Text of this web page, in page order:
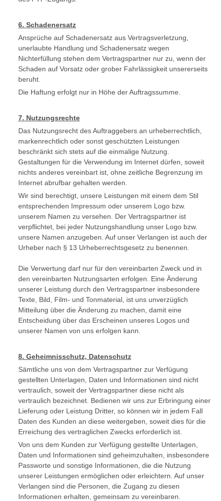
6. Schadenersatz
Ansprüche auf Schadenersatz aus Vertragsverletzung,
unerlaubte Handlung und Schadenersatz wegen
Nichterfüllung stehen dem Vertragspartner nur zu, wenn der
Schaden auf Vorsatz oder grober Fahrlässigkeit unsererseits
beruht.
Die Haftung erfolgt nur in Höhe der Auftragssumme.
7. Nutzungsrechte
Das Nutzungsrecht des Auftraggebers an urheberrechtlich,
markenrechtlich oder sonst geschützten Leistungen
beschränkt sich stets auf die einmalige Nutzung.
Gestaltungen für die Verwendung im Internet dürfen, soweit
nichts anderes vereinbart ist, ohne zeitliche Begrenzung im
Internet abrufbar gehalten werden.
Wir sind berechtigt, unsere Leistungen mit einem dem Stil
entsprechenden Impressum oder unserem Logo bzw.
unserem Namen zu versehen. Der Vertragspartner ist
verpflichtet, bei jeder Nutzungshandlung unser Logo bzw.
unsere Namen anzugeben. Auf unser Verlangen ist auch der
Urheber nach § 13 Urheberrechtsgesetz zu benennen.
Die Verwertung darf nur für den vereinbarten Zweck und in
den vereinbarten Nutzungsarten erfolgen. Eine Änderung
unserer Leistung durch den Vertragspartner insbesondere
Texte, Bild, Film- und Tonmaterial, ist uns unverzüglich
Mitteilung über die Änderung zu machen, damit eine
Entscheidung über das Erscheinen unseres Logos und
unserer Namen von uns erfolgen kann.
8. Geheimnisschutz, Datenschutz
Sämtliche uns von dem Vertragspartner zur Verfügung
gestellten Unterlagen, Daten und Informationen sind nicht
vertraulich, soweit der Vertragspartner diese nicht als
vertraulich bezeichnet. Bedienen wir uns zur Erbringung einer
Lieferung oder Leistung Dritter, so können wir in jedem Fall
Daten des Kunden an diese weitergeben, soweit dies für die
Erreichung des vertraglichen Zwecks erforderlich ist.
Von uns dem Kunden zur Verfügung gestellte Unterlagen,
Daten und Informationen sind geheimzuhalten, insbesondere
Passworte und sonstige Informationen, die die Nutzung
unserer Leistungen ermöglichen oder erleichtern. Auf unser
Verlangen sind die Personen, die Zugang zu diesen
Informationen erhalten, gemeinsam zu vereinbaren.